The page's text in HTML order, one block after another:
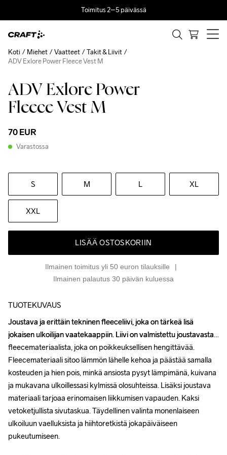
Toimitus 2–5 päivässä
ADV Exlore Power
Fleece Vest M
70 EUR
Varastossa
S M L XL
XXL
LISÄÄ OSTOSKORIIN
Ilmainen toimitus yli 50 euron tilauksille
Ilmainen palautus 30 päivän kuluessa
Koti Miehet Vaatteet
Takit & Liivit
ADV Exlore Power Fleece Vest M
TUOTEKUVAUS
Joustava ja erittäin tekninen fleeceliivi, joka on tärkeä lisä
jokaisen ulkoilijan vaatekaappiin. Liivi on valmistettu joustavasta
fleecemateriaalista, joka on poikkeuksellisen hengittävää.
Fleecemateriaali sitoo lämmön lähelle kehoa ja päästää samalla
kosteuden ja hien pois, minkä ansiosta pysyt lämpimänä, kuivana
ja mukavana ulkoillessasi kylmissä olosuhteissa. Lisäksi joustava
materiaali tarjoaa erinomaisen liikkumisen vapauden. Kaksi
vetoketjullista sivutaskua. Täydellinen valinta monenlaiseen
ulkoiluun vaelluksista ja hiihtoretkistä jokapäiväiseen
pukeutumiseen.
Joustava ja erittäin tekninen fleeceliivi, joka on tärkeä lisä
jokaisen ulkoilijan vaatekaappiin. Liivi on valmistettu joustavasta
fleecemateriaalista, joka on poikkeuksellisen hengittävää.
Fleecemateriaali sitoo lämmön lähelle kehoa ja päästää samalla
kosteuden ja hien pois, minkä ansiosta pysyt lämpimänä, kuivana
ja mukavana ulkoillessasi kylmissä olosuhteissa. Lisäksi joustava
materiaali tarjoaa erinomaisen liikkumisen vapauden. Kaksi
vetoketjullista sivutaskua. Täydellinen valinta monenlaiseen
ulkoiluun vaelluksista ja hiihtoretkistä jokapäiväiseen
pukeutumiseen.